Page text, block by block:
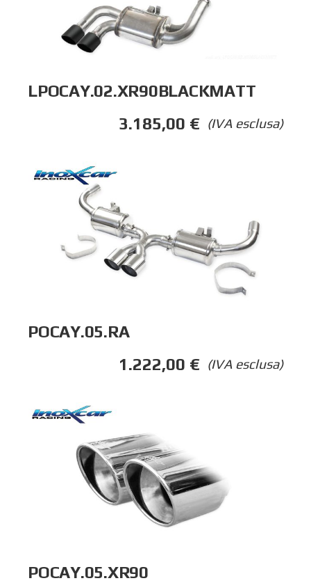
LPOCAY.02.XR90BLACKMATT
(IVA esclusa)
3.185,00 €
POCAY.05.RA
(IVA esclusa)
1.222,00 €
POCAY.05.XR90